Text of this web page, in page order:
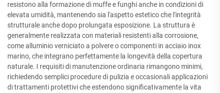
resistono alla formazione di muffe e funghi anche in condizioni di
elevata umidità, mantenendo sia l'aspetto estetico che l'integrità
strutturale anche dopo prolungata esposizione. La struttura è
generalmente realizzata con materiali resistenti alla corrosione,
come alluminio verniciato a polvere o componenti in acciaio inox
marino, che integrano perfettamente la longevità della copertura
naturale. I requisiti di manutenzione ordinaria rimangono minimi,
richiedendo semplici procedure di pulizia e occasionali applicazioni
di trattamenti protettivi che estendono significativamente la vita